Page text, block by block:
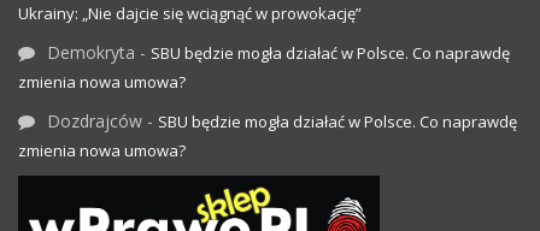
Ukrainy: „Nie dajcie się wciągnąć w prowokację”
Demokryta - SBU będzie mogła działać w Polsce. Co naprawdę
zmienia nowa umowa?
Dozdrajców - SBU będzie mogła działać w Polsce. Co naprawdę
zmienia nowa umowa?